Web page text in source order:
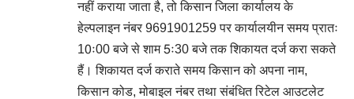
नहीं कराया जाता है, तो किसान जिला कार्यालय के
हेल्पलाइन नंबर 9691901259 पर कार्यालयीन समय प्रातः
10ः00 बजे से शाम 5ः30 बजे तक शिकायत दर्ज करा सकते
हैं। शिकायत दर्ज कराते समय किसान को अपना नाम,
किसान कोड, मोबाइल नंबर तथा संबंधित रिटेल आउटलेट